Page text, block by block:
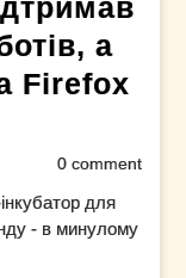
а
Firefox
0 comment
для
- в минулому